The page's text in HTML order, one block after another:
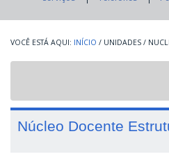
INÍCIO / UNIDADES /
Núcleo Docente